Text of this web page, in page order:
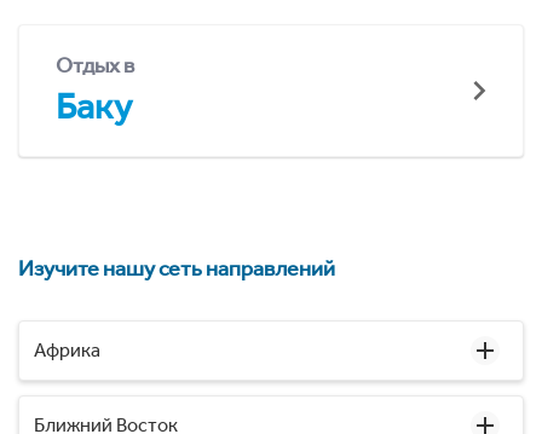
Отдых в
Баку
Изучите нашу сеть направлений
Африка
Ближний Восток